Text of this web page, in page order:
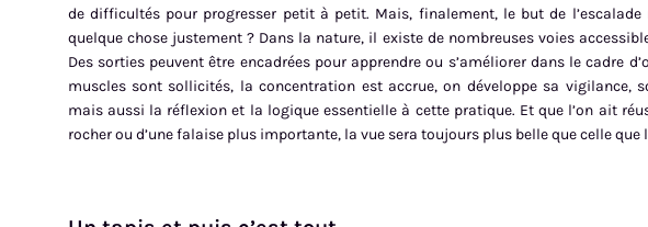
de difficultés pour progresser petit à petit. Mais, finalement, le but de l’escalade
quelque chose justement ? Dans la nature, il existe de nombreuses voies
Des sorties peuvent être encadrées pour apprendre ou s’améliorer dans le cadre
muscles sont sollicités, la concentration est accrue, on développe sa vigilance,
mais aussi la réflexion et la logique essentielle à cette pratique. Et que l’on ait
rocher ou d’une falaise plus importante, la vue sera toujours plus belle que celle que